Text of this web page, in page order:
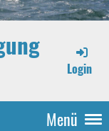
Login
Menü